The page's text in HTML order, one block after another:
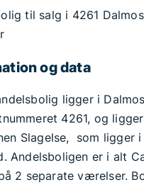
til salg i 4261
og data
ligger i
4261, og
Slagelse, som ligger i
Andelsboligen er i alt
2 separate værelser.